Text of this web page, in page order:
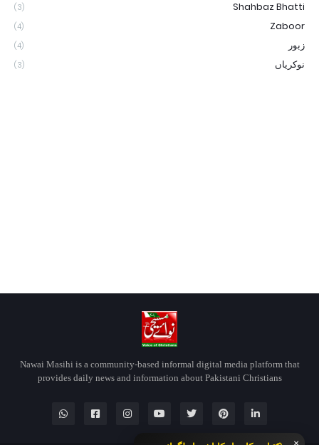
Shahbaz Bhatti
(3)
Zaboor
(4)
زبور (4)
نوکریاں (3)
Nawai Masihi is a community-based informal digital media platform that
provides daily news and information about Pakistani Christians